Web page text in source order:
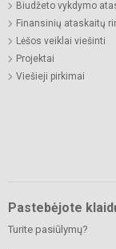
Biudžeto vykdymo
Finansinių ataskaitų
Lėšos veiklai viešinti
Projektai
Viešieji pirkimai
Pastebėjote
Turite pasiūlymų?